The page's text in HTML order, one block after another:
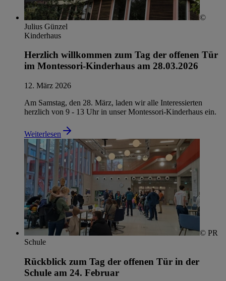
©
Julius Günzel
Kinderhaus
Herzlich willkommen zum Tag der offenen Tür
im Montessori-Kinderhaus am 28.03.2026
12. März 2026
Am Samstag, den 28. März, laden wir alle Interessierten
herzlich von 9 - 13 Uhr in unser Montessori-Kinderhaus ein.
Weiterlesen
© PR
Schule
Rückblick zum Tag der offenen Tür in der
Schule am 24. Februar